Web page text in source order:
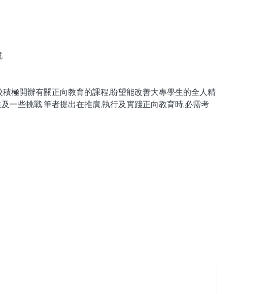
極開辦有關正向教育的課程,盼望能改善大專學生的全人精
一些挑戰.筆者提出在推廣,執行及實踐正向教育時,必需考